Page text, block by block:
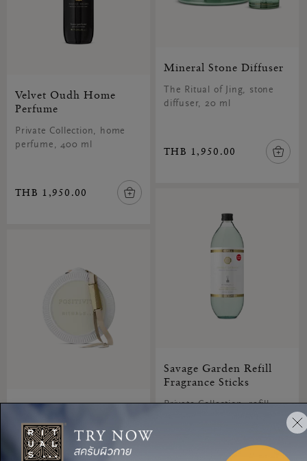
Mineral Stone Diffuser
The Ritual of Jing, stone
diffuser, 20 ml
THB 1,950.00
Velvet Oudh Home
Perfume
Private Collection, home
perfume, 400 ml
THB 1,950.00
Savage Garden Refill
Fragrance Sticks
Private Collection, refill
Positivity Wardrobe
Fragrance
Soulful Collection,